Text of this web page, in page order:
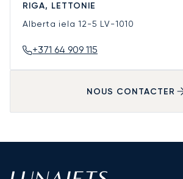
RIGA, LETTONIE
Alberta iela 12-5 LV-1010
+371 64 909 115
NOUS CONTACTER